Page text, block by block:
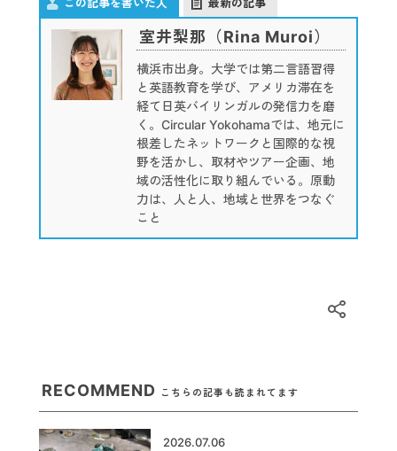
この記事を書いた人 最新の記事
室井梨那（Rina Muroi）
横浜市出身。大学では第二言語習得
と英語教育を学び、アメリカ滞在を
経て日英バイリンガルの発信力を磨
く。Circular Yokohamaでは、地元に
根差したネットワークと国際的な視
野を活かし、取材やツアー企画、地
域の活性化に取り組んでいる。原動
力は、人と人、地域と世界をつなぐ
こと
RECOMMEND こちらの記事も読まれてます
2026.07.06